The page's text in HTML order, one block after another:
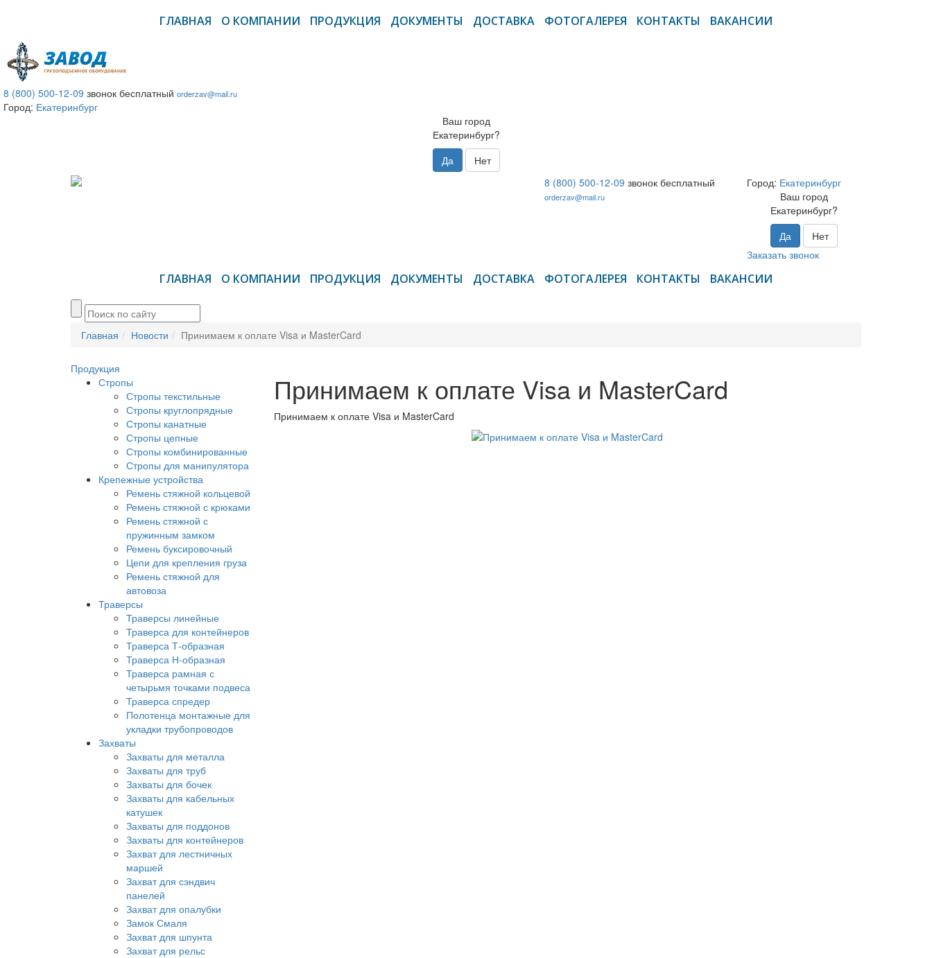
ГЛАВНАЯ О КОМПАНИИ ПРОДУКЦИЯ ДОКУМЕНТЫ ДОСТАВКА ФОТОГАЛЕРЕЯ КОНТАКТЫ ВАКАНСИИ
8 (800) 500-12-09 звонок бесплатный orderzav@mail.ru
Город: Екатеринбург
Ваш город
Екатеринбург?
Да
Нет
8 (800) 500-12-09 звонок бесплатный
orderzav@mail.ru
Город: Екатеринбург
Ваш город
Екатеринбург?
Да
Нет
Заказать звонок
ГЛАВНАЯ О КОМПАНИИ ПРОДУКЦИЯ ДОКУМЕНТЫ ДОСТАВКА ФОТОГАЛЕРЕЯ КОНТАКТЫ ВАКАНСИИ
Главная Новости Принимаем к оплате Visa и MasterCard
Продукция
Стропы
Стропы текстильные
Стропы круглопрядные
Стропы канатные
Стропы цепные
Стропы комбинированные
Стропы для манипулятора
Крепежные устройства
Ремень стяжной кольцевой
Ремень стяжной с крюками
Ремень стяжной с
пружинным замком
Ремень буксировочный
Цепи для крепления груза
Ремень стяжной для
автовоза
Траверсы
Траверсы линейные
Траверса для контейнеров
Траверса Т-образная
Траверса Н-образная
Траверса рамная с
четырьмя точками подвеса
Траверса спредер
Полотенца монтажные для
укладки трубопроводов
Захваты
Захваты для металла
Захваты для труб
Захваты для бочек
Захваты для кабельных
катушек
Захваты для поддонов
Захваты для контейнеров
Захват для лестничных
маршей
Захват для сэндвич
панелей
Захват для опалубки
Замок Смаля
Захват для шпунта
Захват для рельс
Принимаем к оплате Visa и MasterCard
Принимаем к оплате Visa и MasterCard